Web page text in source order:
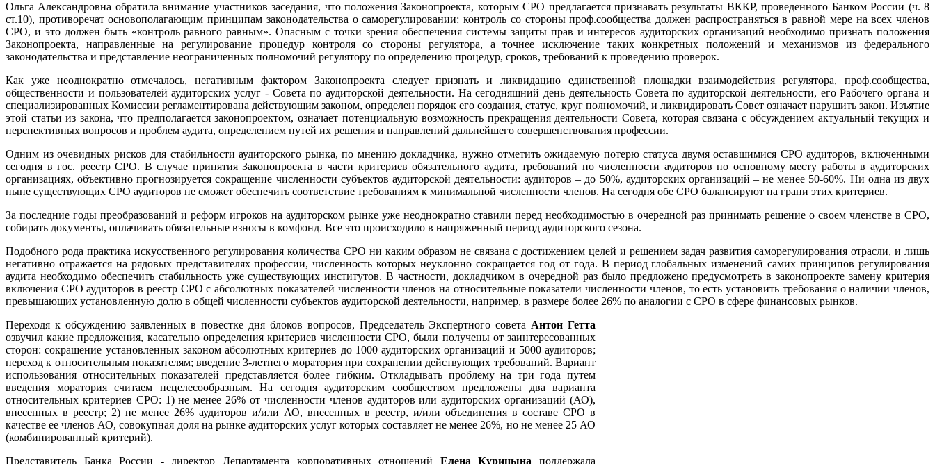
Ольга Александровна обратила внимание участников заседания, что положения Законопроекта, которым СРО предлагается признавать результаты ВККР, проведенного Банком России (ч. 8
ст.10), противоречат основополагающим принципам законодательства о саморегулировании: контроль со стороны проф.сообщества должен распространяться в равной мере на всех членов
СРО, и это должен быть «контроль равного равным». Опасным с точки зрения обеспечения системы защиты прав и интересов аудиторских организаций необходимо признать положения
Законопроекта, направленные на регулирование процедур контроля со стороны регулятора, а точнее исключение таких конкретных положений и механизмов из федерального
законодательства и представление неограниченных полномочий регулятору по определению процедур, сроков, требований к проведению проверок.
Как уже неоднократно отмечалось, негативным фактором Законопроекта следует признать и ликвидацию единственной площадки взаимодействия регулятора, проф.сообщества,
общественности и пользователей аудиторских услуг - Совета по аудиторской деятельности. На сегодняшний день деятельность Совета по аудиторской деятельности, его Рабочего органа и
специализированных Комиссии регламентирована действующим законом, определен порядок его создания, статус, круг полномочий, и ликвидировать Совет означает нарушить закон. Изъятие
этой статьи из закона, что предполагается законопроектом, означает потенциальную возможность прекращения деятельности Совета, которая связана с обсуждением актуальный текущих и
перспективных вопросов и проблем аудита, определением путей их решения и направлений дальнейшего совершенствования профессии.
Одним из очевидных рисков для стабильности аудиторского рынка, по мнению докладчика, нужно отметить ожидаемую потерю статуса двумя оставшимися СРО аудиторов, включенными
сегодня в гос. реестр СРО. В случае принятия Законопроекта в части критериев обязательного аудита, требований по численности аудиторов по основному месту работы в аудиторских
организациях, объективно прогнозируется сокращение численности субъектов аудиторской деятельности: аудиторов – до 50%, аудиторских организаций – не менее 50-60%. Ни одна из двух
ныне существующих СРО аудиторов не сможет обеспечить соответствие требованиям к минимальной численности членов. На сегодня обе СРО балансируют на грани этих критериев.
За последние годы преобразований и реформ игроков на аудиторском рынке уже неоднократно ставили перед необходимостью в очередной раз принимать решение о своем членстве в СРО,
собирать документы, оплачивать обязательные взносы в комфонд. Все это происходило в напряженный период аудиторского сезона.
Подобного рода практика искусственного регулирования количества СРО ни каким образом не связана с достижением целей и решением задач развития саморегулирования отрасли, и лишь
негативно отражается на рядовых представителях профессии, численность которых неуклонно сокращается год от года. В период глобальных изменений самих принципов регулирования
аудита необходимо обеспечить стабильность уже существующих институтов. В частности, докладчиком в очередной раз было предложено предусмотреть в законопроекте замену критерия
включения СРО аудиторов в реестр СРО с абсолютных показателей численности членов на относительные показатели численности членов, то есть установить требования о наличии членов,
превышающих установленную долю в общей численности субъектов аудиторской деятельности, например, в размере более 26% по аналогии с СРО в сфере финансовых рынков.
Переходя к обсуждению заявленных в повестке дня блоков вопросов, Председатель Экспертного совета Антон Гетта
озвучил какие предложения, касательно определения критериев численности СРО, были получены от заинтересованных
сторон: сокращение установленных законом абсолютных критериев до 1000 аудиторских организаций и 5000 аудиторов;
переход к относительным показателям; введение 3-летнего моратория при сохранении действующих требований. Вариант
использования относительных показателей представляется более гибким. Откладывать проблему на три года путем
введения моратория считаем нецелесообразным. На сегодня аудиторским сообществом предложены два варианта
относительных критериев СРО: 1) не менее 26% от численности членов аудиторов или аудиторских организаций (АО),
внесенных в реестр; 2) не менее 26% аудиторов и/или АО, внесенных в реестр, и/или объединения в составе СРО в
качестве ее членов АО, совокупная доля на рынке аудиторских услуг которых составляет не менее 26%, но не менее 25 АО
(комбинированный критерий).
Представитель Банка России - директор Департамента корпоративных отношений Елена Курицына поддержала